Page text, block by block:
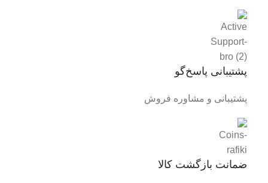
ضمانت بازگشت کالا
پشتیبانی پاسخ‌گو
پشتیبانی و مشاوره فروش